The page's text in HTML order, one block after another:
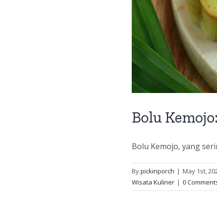
Bolu
Bolu Kemojo, yang
Bypickinporch | May 1st,
Wisata Kuliner | 0